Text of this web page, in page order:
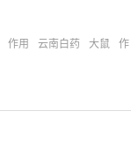
作用 云南白药 大鼠
作